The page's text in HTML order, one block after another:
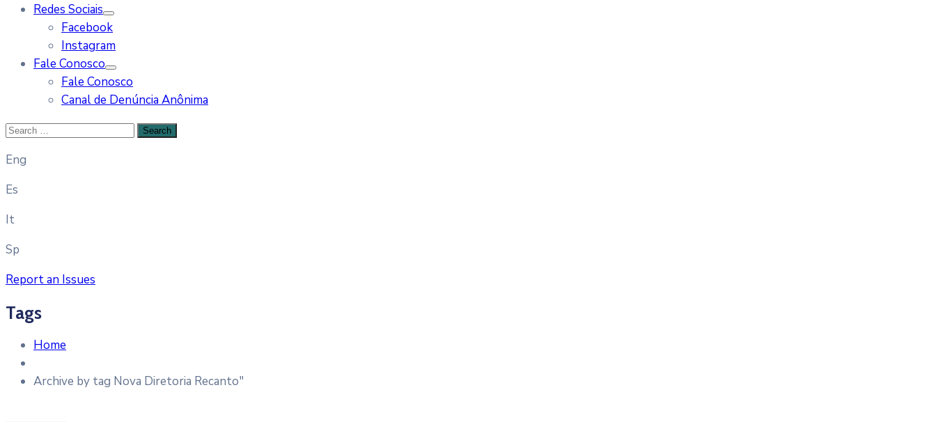
Redes Sociais
Facebook
Instagram
Fale Conosco
Fale Conosco
Canal de Denúncia Anônima
Eng
Es
It
Sp
Report an Issues
Tags
Home
Archive by tag Nova Diretoria Recanto"